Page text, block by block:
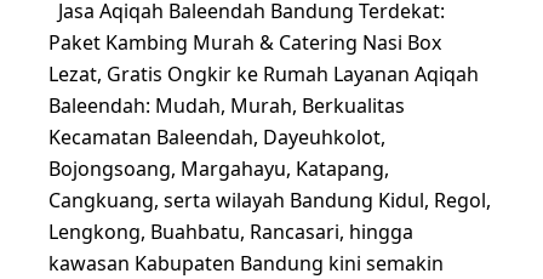
Jasa Aqiqah Baleendah Bandung Terdekat:
Paket Kambing Murah & Catering Nasi Box
Lezat, Gratis Ongkir ke Rumah Layanan Aqiqah
Baleendah: Mudah, Murah, Berkualitas
Kecamatan Baleendah, Dayeuhkolot,
Bojongsoang, Margahayu, Katapang,
Cangkuang, serta wilayah Bandung Kidul, Regol,
Lengkong, Buahbatu, Rancasari, hingga
kawasan Kabupaten Bandung kini semakin